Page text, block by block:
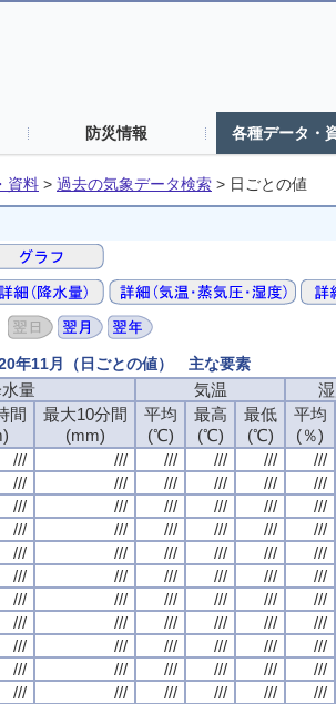
防災情報 各種データ・
資料 > 過去の気象データ検索 > 日ごとの値
年11月（日ごとの値） 主な要素
量 気温
間
最大10分間
(mm)
平均
(℃)
最高
(℃)
最低
(℃)
平均
(％)
/// /// /// /// ///
///
/// /// /// /// ///
///
/// /// /// /// ///
///
/// /// /// /// ///
///
/// /// /// /// ///
///
/// /// /// /// ///
///
/// /// /// /// ///
///
/// /// /// /// ///
///
/// /// /// /// ///
///
/// /// /// /// ///
///
/// /// /// /// ///
///